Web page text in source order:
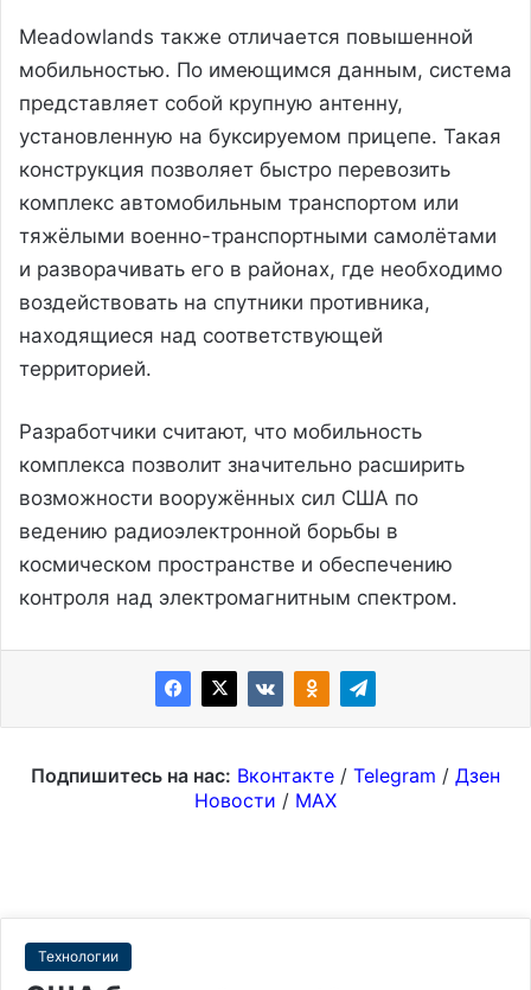
Meadowlands также отличается повышенной
мобильностью. По имеющимся данным, система
представляет собой крупную антенну,
установленную на буксируемом прицепе. Такая
конструкция позволяет быстро перевозить
комплекс автомобильным транспортом или
тяжёлыми военно-транспортными самолётами
и разворачивать его в районах, где необходимо
воздействовать на спутники противника,
находящиеся над соответствующей
территорией.
Разработчики считают, что мобильность
комплекса позволит значительно расширить
возможности вооружённых сил США по
ведению радиоэлектронной борьбы в
космическом пространстве и обеспечению
контроля над электромагнитным спектром.
Подпишитесь на нас: Вконтакте / Telegram / Дзен
Новости / MAX